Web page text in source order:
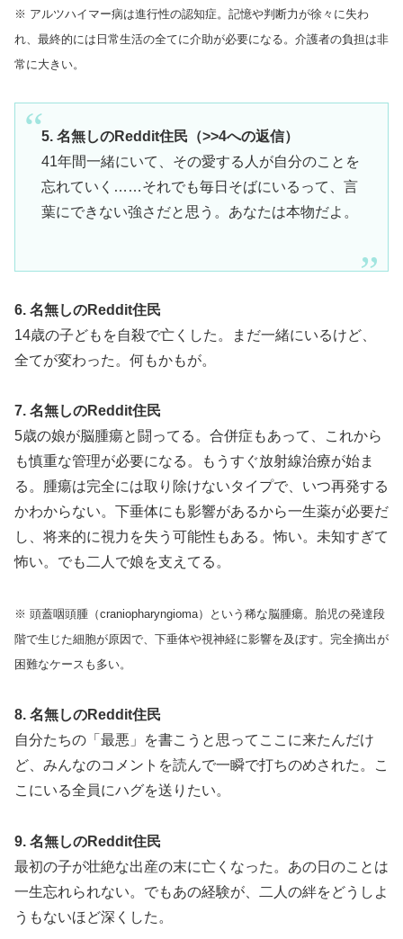
※ アルツハイマー病は進行性の認知症。記憶や判断力が徐々に失わ
れ、最終的には日常生活の全てに介助が必要になる。介護者の負担は非
常に大きい。
5. 名無しのReddit住民（>>4への返信）
41年間一緒にいて、その愛する人が自分のことを
忘れていく……それでも毎日そばにいるって、言
葉にできない強さだと思う。あなたは本物だよ。
6. 名無しのReddit住民
14歳の子どもを自殺で亡くした。まだ一緒にいるけど、
全てが変わった。何もかもが。
7. 名無しのReddit住民
5歳の娘が脳腫瘍と闘ってる。合併症もあって、これから
も慎重な管理が必要になる。もうすぐ放射線治療が始ま
る。腫瘍は完全には取り除けないタイプで、いつ再発する
かわからない。下垂体にも影響があるから一生薬が必要だ
し、将来的に視力を失う可能性もある。怖い。未知すぎて
怖い。でも二人で娘を支えてる。
※ 頭蓋咽頭腫（craniopharyngioma）という稀な脳腫瘍。胎児の発達段
階で生じた細胞が原因で、下垂体や視神経に影響を及ぼす。完全摘出が
困難なケースも多い。
8. 名無しのReddit住民
自分たちの「最悪」を書こうと思ってここに来たんだけ
ど、みんなのコメントを読んで一瞬で打ちのめされた。こ
こにいる全員にハグを送りたい。
9. 名無しのReddit住民
最初の子が壮絶な出産の末に亡くなった。あの日のことは
一生忘れられない。でもあの経験が、二人の絆をどうしよ
うもないほど深くした。